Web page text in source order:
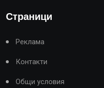
Страници
Реклама
Контакти
Общи условия